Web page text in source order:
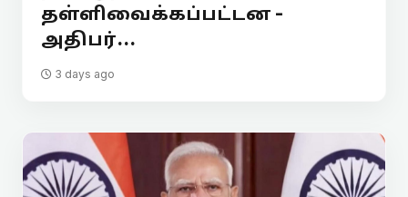
தள்ளிவைக்கப்பட்டன -
அதிபர்...
3 days ago